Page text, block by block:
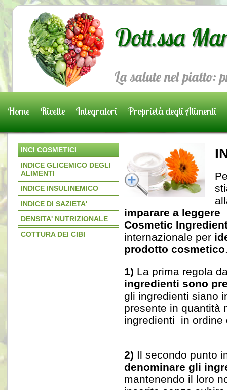
Dott.ssa
La salute nel piatto:
Home Ricette Integratori Proprietà degli Alimenti
Prenota una visita
INCI COSMETICI
INDICE GLICEMICO DEGLI
ALIMENTI
INDICE INSULINEMICO
INDICE DI SAZIETA'
DENSITA' NUTRIZIONALE
COTTURA DEI CIBI
imparare a leggere
Cosmetic
internazionale per
prodotto cosmetico
1) La prima regola
ingredienti sono
gli ingredienti siano
presente in quantità
ingredienti in ordine
2) Il secondo punto
denominare gli
mantenendo il loro